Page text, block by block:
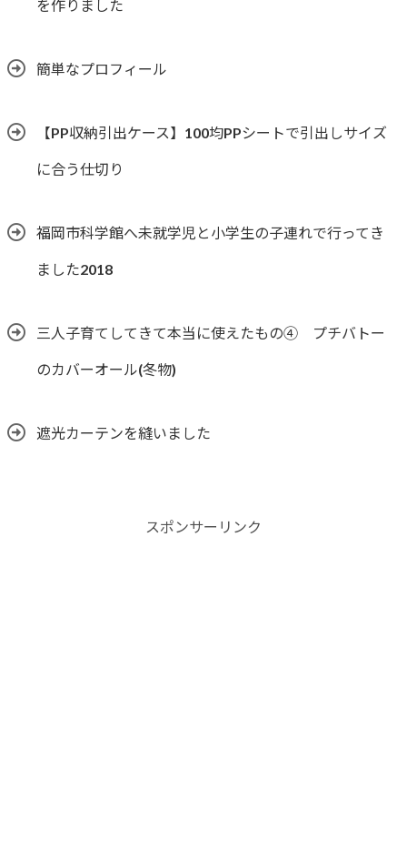
を作りました
簡単なプロフィール
【PP収納引出ケース】100均PPシートで引出しサイズ
に合う仕切り
福岡市科学館へ未就学児と小学生の子連れで行ってき
ました2018
三人子育てしてきて本当に使えたもの④ プチバトー
のカバーオール(冬物)
遮光カーテンを縫いました
スポンサーリンク